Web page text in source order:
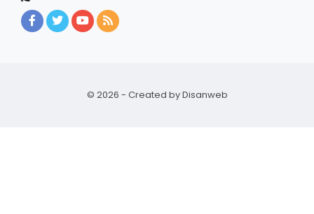
© 2026 - Created byDisanweb